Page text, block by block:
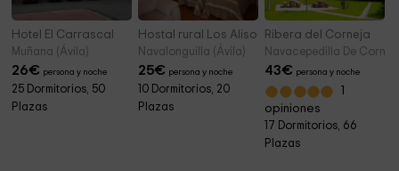
Hotel El Carrascal
Muñana (Ávila)
26€ persona y noche
25 Dormitorios, 50
Plazas
Hostal rural Los Alisos
Navalonguilla (Ávila)
25€ persona y noche
10 Dormitorios, 20
Plazas
Ribera del Corneja
Navacepedilla De
43€ persona y noche
opiniones
17 Dormitorios, 66
Plazas